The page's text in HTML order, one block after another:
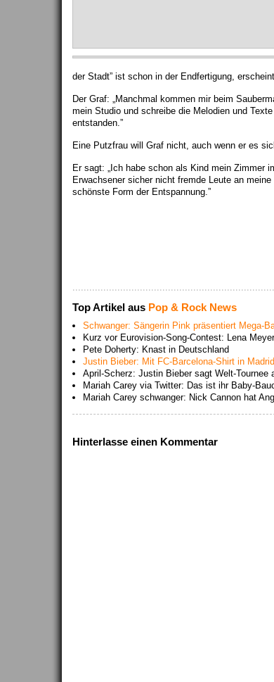
der Stadt” ist schon in der Endfertigung,
Der Graf: „Manchmal kommen mir beim
mein Studio und schreibe die Melodien und
entstanden.”
Eine Putzfrau will Graf nicht, auch wenn er es
Er sagt: „Ich habe schon als Kind mein Zimmer
Erwachsener sicher nicht fremde Leute an
schönste Form der Entspannung.”
Top Artikel aus Pop & Rock News
Schwanger: Sängerin Pink präsentiert Mega-
Kurz vor Eurovision-Song-Contest: Lena
Pete Doherty: Knast in Deutschland
Justin Bieber: Mit FC-Barcelona-Shirt in Madrid
April-Scherz: Justin Bieber sagt Welt-Tournee
Mariah Carey via Twitter: Das ist ihr Baby-
Mariah Carey schwanger: Nick Cannon hat
Hinterlasse einen Kommentar